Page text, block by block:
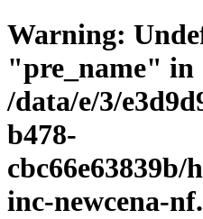
Warning:
"pre_name" in
/data/e/3/
b478-
inc-newcena-